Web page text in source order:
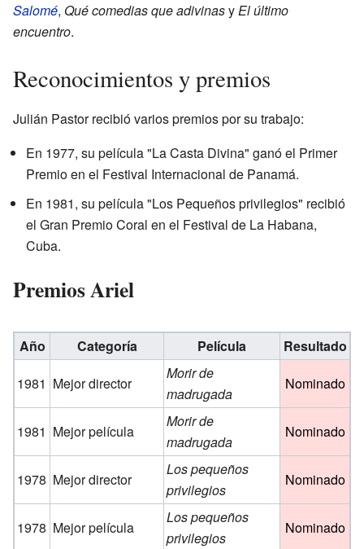
Salomé, Qué comedias que adivinasyEl último
encuentro.
Reconocimientos y premios
Julián Pastor recibió varios premios por su trabajo:
En 1977, su película "La Casta Divina" ganó el Primer
Premio en el Festival Internacional de Panamá.
En 1981, su película "Los Pequeños privilegios" recibió
el Gran Premio Coral en el Festival de La Habana,
Cuba.
Premios Ariel
Año Categoría Película
Resultado
1981 Mejor director
Morir de
madrugada
Nominado
1981 Mejor película
Morir de
madrugada
Nominado
1978 Mejor director
Los pequeños
privilegios
Nominado
1978 Mejor película
Los pequeños
privilegios
Nominado